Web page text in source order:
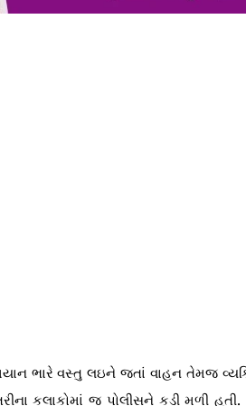
ભારે વસ્તુ લઇને જતાં વાહન તેમજ
કલાકોમાં જ પોલીસને કડી મળી